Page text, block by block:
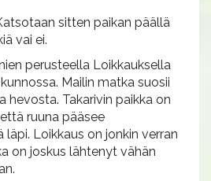
sitten paikan päällä
vai ei.
perusteella Loikkauksella
Mailin matka suosii
hevosta. Takarivin paikka on
ruuna pääsee
Loikkaus on jonkin verran
on joskus lähtenyt vähän